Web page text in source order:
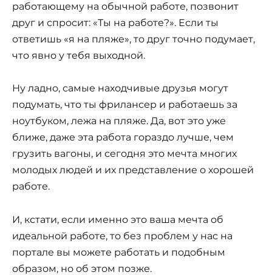
работающему на обычной работе, позвонит
друг и спросит: «Ты на работе?». Если ты
ответишь «я на пляже», то друг точно подумает,
что явно у тебя выходной.
Ну ладно, самые находчивые друзья могут
подумать, что ты фрилансер и работаешь за
ноутбуком, лежа на пляже. Да, вот это уже
ближе, даже эта работа гораздо лучше, чем
грузить вагоны, и сегодня это мечта многих
молодых людей и их представление о хорошей
работе.
И, кстати, если именно это ваша мечта об
идеальной работе, то без проблем у нас на
портале вы можете работать и подобным
образом, но об этом позже.